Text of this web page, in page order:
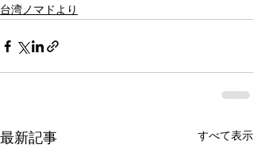
台湾ノマドより
最新記事 すべて表示